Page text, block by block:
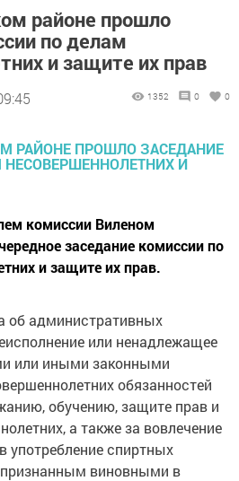
районе прошло
по делам
и защите их прав
1352 0 0
комиссии Виленом
заседание комиссии по
и защите их прав.
об административных
или ненадлежащее
или иными законными
обязанностей
обучению, защите прав и
а также за вовлечение
употребление спиртных
виновными в